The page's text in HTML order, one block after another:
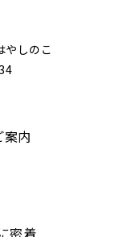
やしのこ
案内